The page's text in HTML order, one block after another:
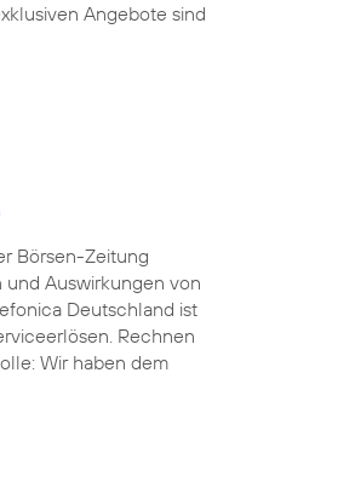
Angebote sind
Börsen-Zeitung
Auswirkungen von
Deutschland ist
Rechnen
Wir haben dem